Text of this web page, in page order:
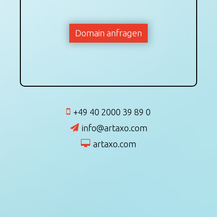
Domain anfragen
+49 40 2000 39 89 0
info@artaxo.com
artaxo.com